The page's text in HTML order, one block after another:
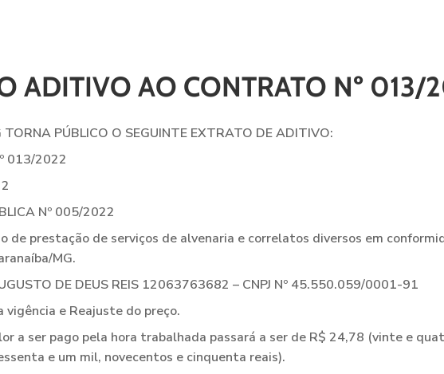
ADITIVO AO CONTRATO Nº 013/
PÚBLICO O SEGUINTE EXTRATO DE ADITIVO:
013/2022
Nº 005/2022
de prestação de serviços de alvenaria e correlatos diversos em
MG.
DE DEUS REIS 12063763682 – CNPJ Nº 45.550.059/0001-91
vigência e Reajuste do preço.
a ser pago pela hora trabalhada passará a ser de R$ 24,78 (vinte e
e um mil, novecentos e cinquenta reais).